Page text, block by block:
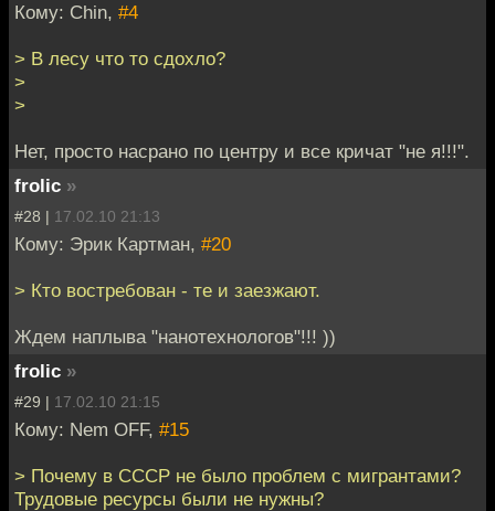
Кому: Chin, #4
> В лесу что то сдохло?
>
>
Нет, просто насрано по центру и все кричат "не я!!!".
frolic »
#28 | 17.02.10 21:13
Кому: Эрик Картман, #20
> Кто востребован - те и заезжают.
Ждем наплыва "нанотехнологов"!!! ))
frolic »
#29 | 17.02.10 21:15
Кому: Nem OFF, #15
> Почему в СССР не было проблем с мигрантами?
Трудовые ресурсы были не нужны?